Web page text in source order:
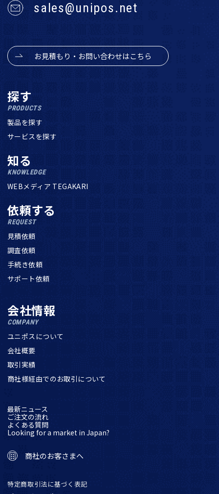
sales@unipos.net
お見積もり・お問い合わせはこちら
探す
PRODUCTS
製品を探す
サービスを探す
知る
KNOWLEDGE
WEBメディア TEGAKARI
依頼する
REQUEST
見積依頼
調査依頼
手続き依頼
サポート依頼
会社情報
COMPANY
ユニポスについて
会社概要
取引実績
商社様経由でのお取引について
最新ニュース
ご注文の流れ
よくある質問
Looking for a market in Japan?
商社のお客さまへ
特定商取引法に基づく表記